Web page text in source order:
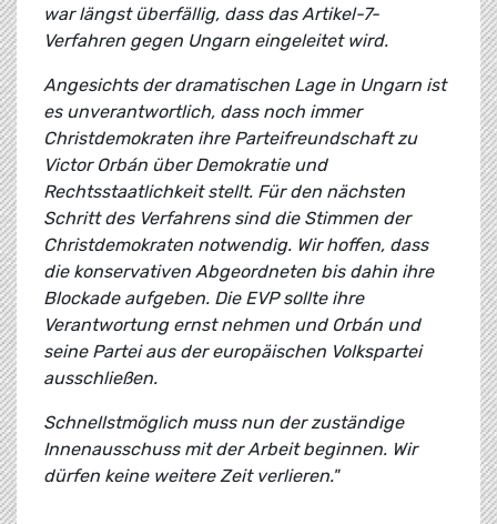
war längst überfällig, dass das Artikel-7-
Verfahren gegen Ungarn eingeleitet wird.
Angesichts der dramatischen Lage in Ungarn ist
es unverantwortlich, dass noch immer
Christdemokraten ihre Parteifreundschaft zu
Victor Orbán über Demokratie und
Rechtsstaatlichkeit stellt. Für den nächsten
Schritt des Verfahrens sind die Stimmen der
Christdemokraten notwendig. Wir hoffen, dass
die konservativen Abgeordneten bis dahin ihre
Blockade aufgeben. Die EVP sollte ihre
Verantwortung ernst nehmen und Orbán und
seine Partei aus der europäischen Volkspartei
ausschließen.
Schnellstmöglich muss nun der zuständige
Innenausschuss mit der Arbeit beginnen. Wir
dürfen keine weitere Zeit verlieren."